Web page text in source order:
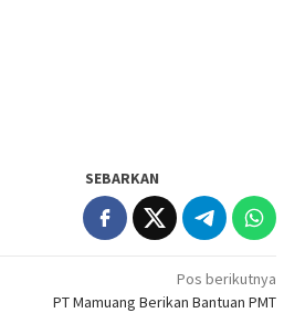
SEBARKAN
Pos berikutnya
PT Mamuang Berikan Bantuan PMT